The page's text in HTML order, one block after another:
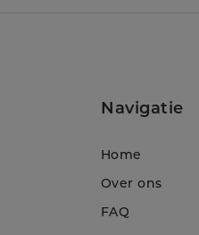
Navigatie
Home
Over ons
FAQ